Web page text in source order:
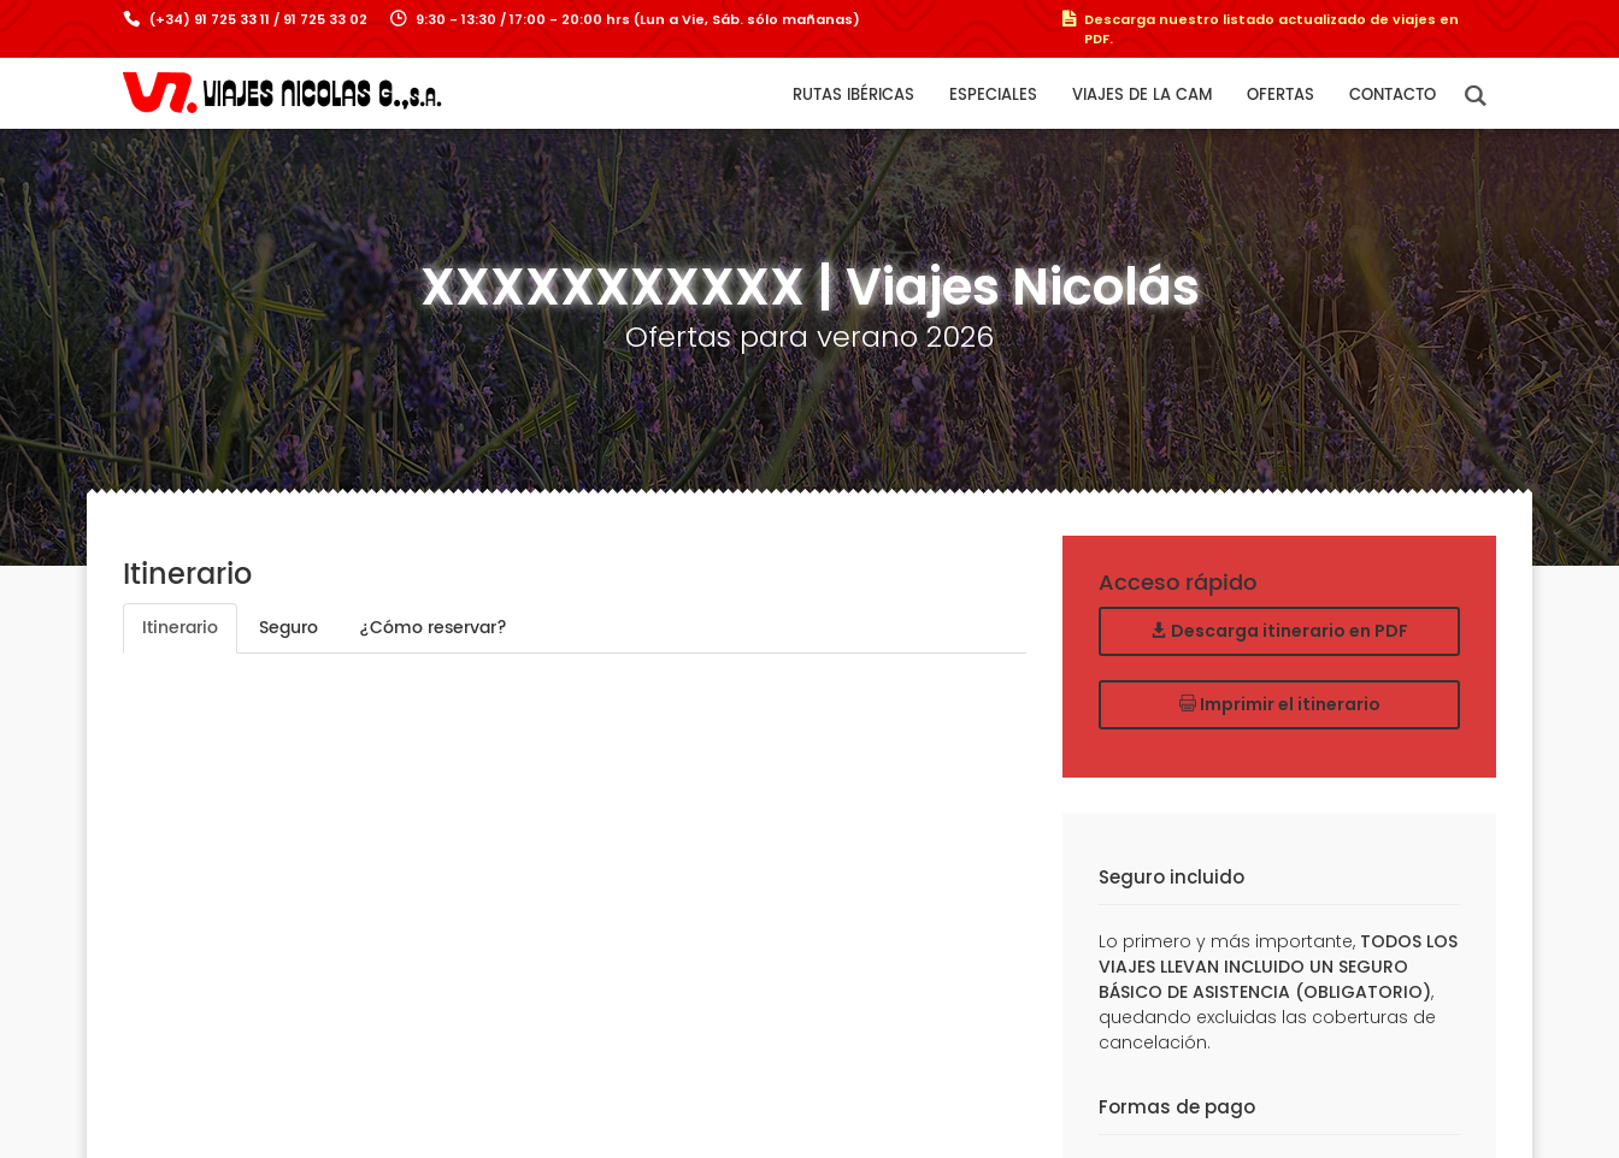
(+34) 91 725 33 11 / 91 725 33 02 9:30 - 13:30 / 17:00 - 20:00 hrs (Lun a Vie, Sáb. sólo mañanas)
Descarga nuestro listado actualizado de viajes en
PDF.
RUTAS IBÉRICAS ESPECIALES VIAJES DE LA CAM OFERTAS CONTACTO
XXXXXXXXXXX | Viajes Nicolás
Ofertas para verano 2026
Itinerario
Itinerario Seguro ¿Cómo reservar?
Acceso rápido
Descarga itinerario en PDF
Imprimir el itinerario
Seguro incluido
Lo primero y más importante, TODOS LOS
VIAJES LLEVAN INCLUIDO UN SEGURO
BÁSICO DE ASISTENCIA (OBLIGATORIO),
quedando excluidas las coberturas de
cancelación.
Formas de pago